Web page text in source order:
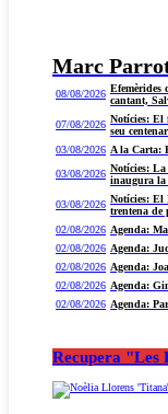
Marc
08/08/2026 Efemèrides
cantant,
07/08/2026 Notícies: El
seu
03/08/2026 A la Carta:
03/08/2026 Notícies:
inaugura la
03/08/2026 Notícies: El
trentena de
02/08/2026 Agenda:
02/08/2026 Agenda:
02/08/2026 Agenda:
02/08/2026 Agenda:
02/08/2026 Agenda:
Recupera "Les